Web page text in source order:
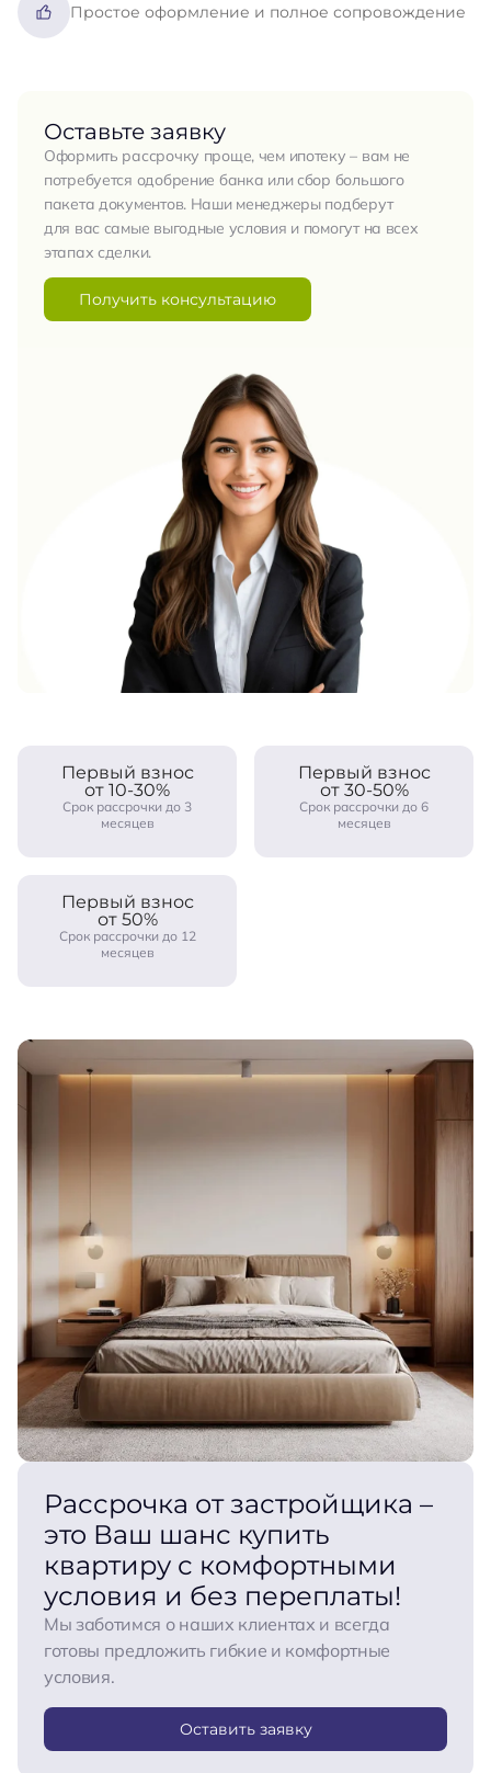
Простое оформление и полное сопровождение
Оставьте заявку
Оформить рассрочку проще, чем ипотеку – вам не
потребуется одобрение банка или сбор большого
пакета документов. Наши менеджеры подберут
для вас самые выгодные условия и помогут на всех
этапах сделки.
Получить консультацию
Первый взнос
от 10-30%
Срок рассрочки до 3
месяцев
Первый взнос
от 30-50%
Срок рассрочки до 6
месяцев
Первый взнос
от 50%
Срок рассрочки до 12
месяцев
Рассрочка от застройщика –
это Ваш шанс купить
квартиру с комфортными
условия и без переплаты!
Мы заботимся о наших клиентах и ​​всегда
готовы предложить гибкие и комфортные
условия.
Оставить заявку